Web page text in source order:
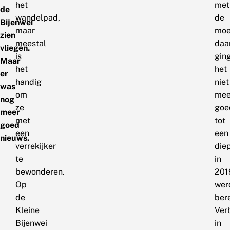
de
Bijenwei
zien
vliegen.
Maar
er
was
nog
meer
goed
nieuws.
het
wandelpad,
maar
meestal
is
het
handig
om
ze
met
een
verrekijker
te
bewonderen.
Op
de
Kleine
Bijenwei
met
de
het
niet
tot
een
in
in